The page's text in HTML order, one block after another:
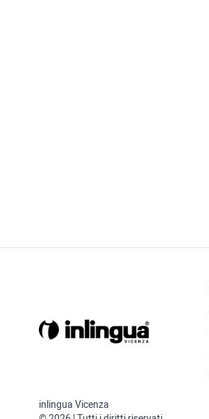
inlingua Vicenza